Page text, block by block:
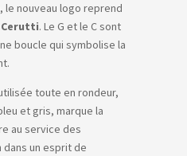
le nouveau logo reprend
. Le G et le C sont
boucle qui symbolise la
toute en rondeur,
et gris, marque la
au service des
un esprit de